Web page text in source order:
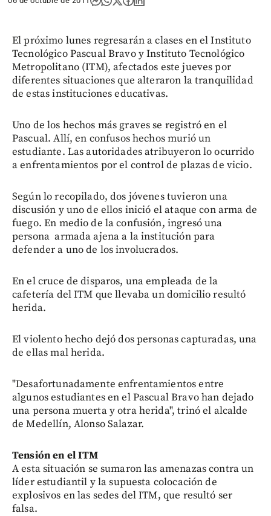
El próximo lunes regresarán a clases en el Instituto
Tecnológico Pascual Bravo y Instituto Tecnológico
Metropolitano (ITM), afectados este jueves por
diferentes situaciones que alteraron la tranquilidad
de estas instituciones educativas.
Uno de los hechos más graves se registró en el
Pascual. Allí, en confusos hechos murió un
estudiante. Las autoridades atribuyeron lo ocurrido
a enfrentamientos por el control de plazas de vicio.
Según lo recopilado, dos jóvenes tuvieron una
discusión y uno de ellos inició el ataque con arma de
fuego. En medio de la confusión, ingresó una
persona armada ajena a la institución para
defender a uno de los involucrados.
En el cruce de disparos, una empleada de la
cafetería del ITM que llevaba un domicilio resultó
herida.
El violento hecho dejó dos personas capturadas, una
de ellas mal herida.
"Desafortunadamente enfrentamientos entre
algunos estudiantes en el Pascual Bravo han dejado
una persona muerta y otra herida", trinó el alcalde
de Medellín, Alonso Salazar.
Tensión en el ITM
A esta situación se sumaron las amenazas contra un
líder estudiantil y la supuesta colocación de
explosivos en las sedes del ITM, que resultó ser
falsa.